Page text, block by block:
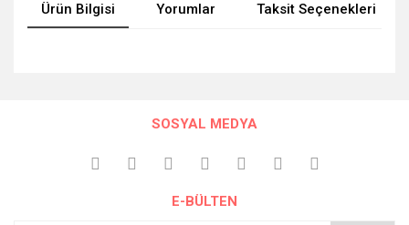
Ürün Bilgisi Yorumlar Taksit Seçenekleri
kullanarak tarafımıza iletebilirsiniz.
Görüş ve önerileriniz için teşekkür ederiz.
Ürün açıklamasında eksik bilgiler bulunuyor.
SOSYAL MEDYA
E-BÜLTEN